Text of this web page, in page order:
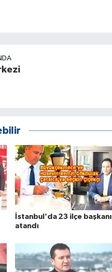
İstanbul'da 23 ilçe başkanı
atandı